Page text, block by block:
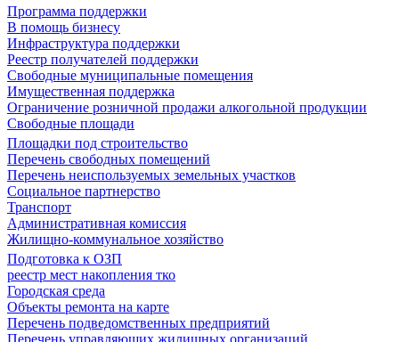
Программа поддержки
В помощь бизнесу
Инфраструктура поддержки
Реестр получателей поддержки
Свободные муниципальные помещения
Имущественная поддержка
Ограничение розничной продажи алкогольной продукции
Свободные площади
Площадки под строительство
Перечень свободных помещений
Перечень неиспользуемых земельных участков
Социальное партнерство
Транспорт
Административная комиссия
Жилищно-коммунальное хозяйство
Подготовка к ОЗП
реестр мест накопления тко
Городская среда
Объекты ремонта на карте
Перечень подведомственных предприятий
Перечень управляющих жилищных организаций